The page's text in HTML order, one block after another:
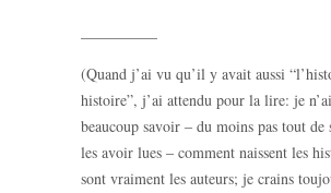
(Quand j’ai vu qu’il y avait aussi
histoire”, j’ai attendu pour la lire: je
beaucoup savoir ‒ du moins pas tout de
les avoir lues ‒ comment naissent les
sont vraiment les auteurs; je crains